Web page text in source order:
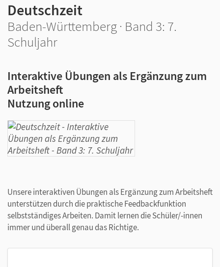
Deutschzeit
Baden-Württemberg · Band 3: 7.
Schuljahr
Interaktive Übungen als Ergänzung zum
Arbeitsheft
Nutzung online
Unsere interaktiven Übungen als Ergänzung zum Arbeitsheft
unterstützen durch die praktische Feedbackfunktion
selbstständiges Arbeiten. Damit lernen die Schüler/-innen
immer und überall genau das Richtige.